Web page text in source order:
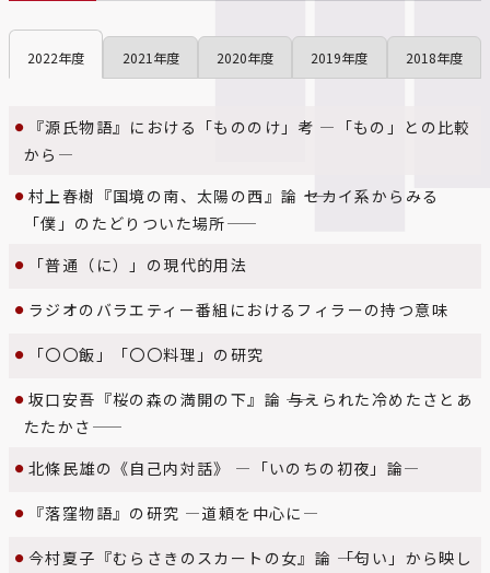
2022 2021 2020 2019 2018
『源氏物語』における「もののけ」考 ―「もの」との比較
から―
村上春樹『国境の南、太陽の西』論 ――セカイ系からみる
「僕」のたどりついた場所――
「普通（に）」の現代的用法
ラジオのバラエティー番組におけるフィラーの持つ意味
「〇〇飯」「〇〇料理」の研究
坂口安吾『桜の森の満開の下』論 ――与えられた冷めたさとあ
たたかさ――
北條民雄の《自己内対話》 ―「いのちの初夜」論―
『落窪物語』の研究 ―道頼を中心に―
今村夏子『むらさきのスカートの女』論 ――「匂い」から映し